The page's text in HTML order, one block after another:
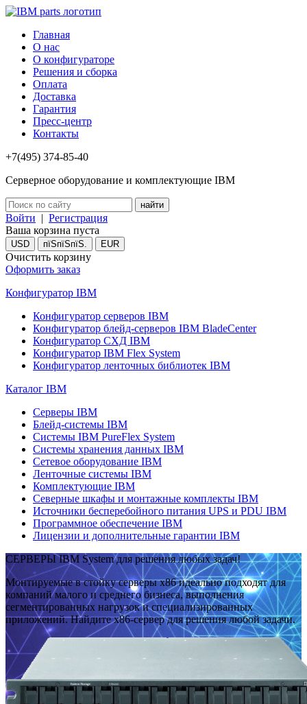
Главная
О нас
О конфигураторе
Решения и сборка
Оплата
Доставка
Гарантия
Пресс-центр
Контакты
+7(495) 374-85-40
Серверное оборудование и комплектующие IBM
Войти | Регистрация
Ваша корзина пуста
USD пїЅпїЅпїЅ. EUR
Очистить корзину
Оформить заказ
Конфигуратор IBM
Конфигуратор серверов IBM
Конфигуратор блейд-серверов IBM BladeCenter
Конфигуратор СХД IBM
Конфигуратор IBM Flex System
Конфигуратор ленточных библиотек IBM
Каталог IBM
Серверы IBM
Блейд-системы IBM
Системы IBM PureFlex System
Системы хранения данных IBM
Сетевое оборудование IBM
Ленточные системы IBM
Комплектующие IBM
Северные шкафы и монтажные комплекты IBM
Источники бесперебойного питания UPS и PDU IBM
Программное обеспечение IBM
Лицензии и дополнительные гарантии IBM
СЕРВЕРЫ IBM System для решения любых задач!
Монтируемые в стойку серверы x86 идеально подходят для
компаний малого и среднего бизнеса, выполнения
сегментированных нагрузок и специализированных
приложений. Найдите x86-сервер для решения любой задачи.